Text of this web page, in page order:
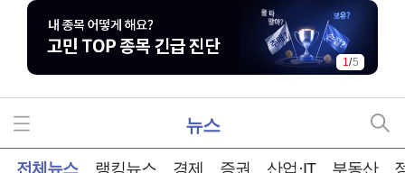
1/5
뉴스
전체뉴스 랭킹뉴스 경제 증권 산업·IT 부동산